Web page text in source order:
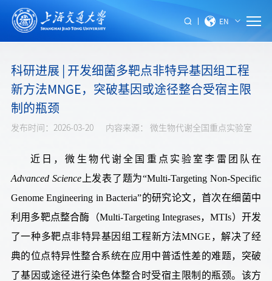
EN
科研进展 | 开发细菌多靶点非特异基因组工程
新方法MNGE，突破基因或途径整合受宿主限
制的瓶颈
发布时间：2026-03-20 内容来源： 微生物代谢全国重点实验室
近日，微生物代谢全国重点实验室李雷团队在
Advanced Science上发表了题为“Multi-Targeting Non-Specific
Genome Engineering in Bacteria”的研究论文，首次在细菌中
利用多靶点整合酶（Multi-Targeting Integrases，MTIs）开发
了一种多靶点非特异基因组工程新方法MNGE，解决了经
典的位点特异性整合系统在应用中普适性差的难题，突破
了基因或途径进行染色体整合时受宿主限制的瓶颈。该方